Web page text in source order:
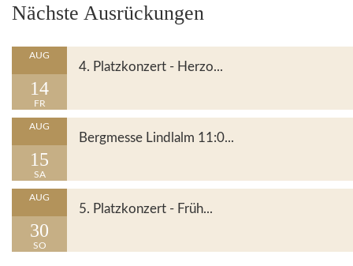
Nächste Ausrückungen
Details
AUG
14
FR
4. Platzkonzert - Herzo...
Details
AUG
15
SA
Bergmesse Lindlalm 11:0...
Details
AUG
30
SO
5. Platzkonzert - Früh...